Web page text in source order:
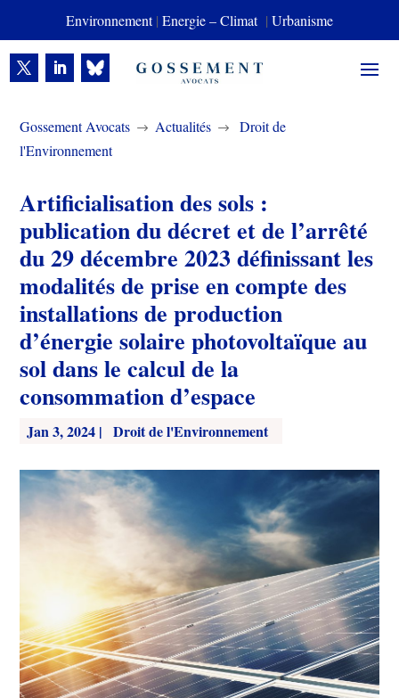
Environnement| Energie – Climat | Urbanisme
Gossement Avocats $ Actualités $
Droit de
l'Environnement
​Artificialisation des sols :
publication du décret et de l’arrêté
du 29 décembre 2023 définissant les
modalités de prise en compte des
installations de production
d’énergie solaire photovoltaïque au
sol dans le calcul de la
consommation d’espace
Jan 3, 2024 | Droit de l'Environnement